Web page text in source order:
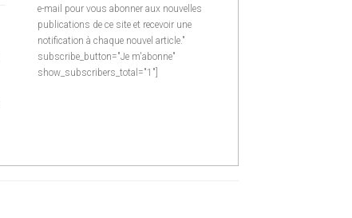
e-mail pour vous abonner aux nouvelles
publications de ce site et recevoir une
notification à chaque nouvel article."
subscribe_button="Je m'abonne"
show_subscribers_total="1"]